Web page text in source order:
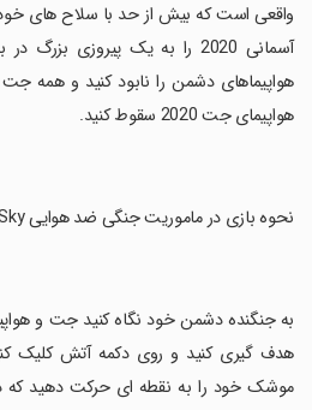
واقعی است که بیش از حد با سلاح های
آسمانی 2020 را به یک پیروزی
هواپیماهای دشمن را نابود کنید و همه
هواپیمای جت 2020 سقوط کنید.
‏نحوه بازی در ماموریت جنگی ضد هوایی Sky:
‏به جنگنده دشمن خود نگاه کنید جت و
هدف گیری کنید و روی دکمه آتش کلیک
موشک خود را به نقطه ای حرکت دهید که